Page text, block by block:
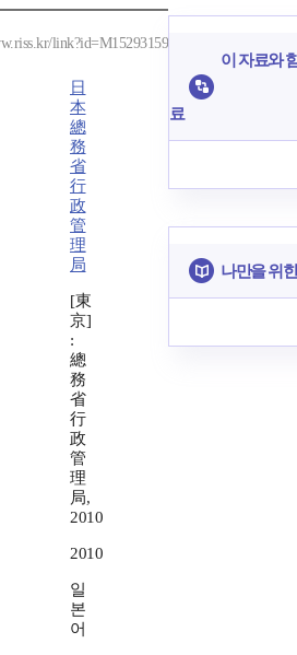
link?id=M15293159
日
本
總
務
省
行
政
管
理
局
[東
京]
:
總
務
省
行
政
管
理
局,
2010
2010
일
본
어
이 자료와
료
나만을 위